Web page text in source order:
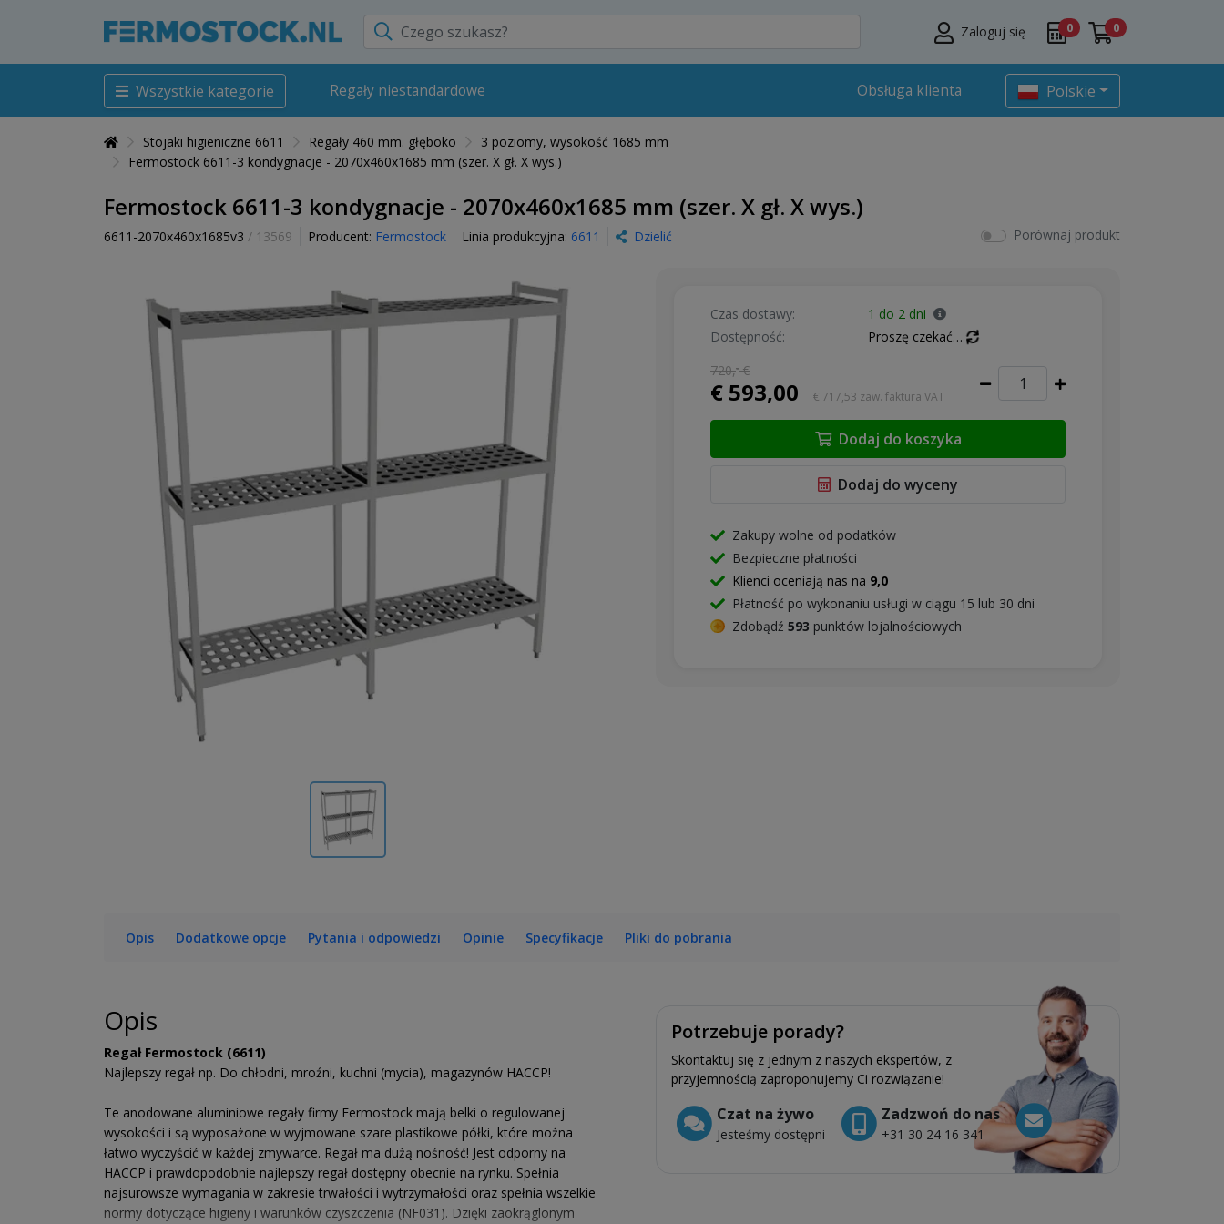
Zaloguj się 0 0
Wszystkie kategorie Regały niestandardowe Obsługa klienta Polskie
Stojaki higieniczne 6611 Regały 460 mm. głęboko
3 poziomy, wysokość 1685 mm
Fermostock 6611-3 kondygnacje - 2070x460x1685 mm (szer. X gł. X wys.)
Porównaj produkt
Fermostock 6611-3 kondygnacje - 2070x460x1685 mm (szer. X gł. X wys.)
6611-2070x460x1685v3 / 13569 Producent: Fermostock Linia produkcyjna: 6611 Dzielić
Czas dostawy:
1 do 2 dni
Dostępność:
Proszę czekać…
720,-€
€ 593,00 € 717,53 zaw. faktura VAT
Dodaj do koszyka
Dodaj do wyceny
Zakupy wolne od podatków
Bezpieczne płatności
Klienci oceniają nas na 9,0
Płatność po wykonaniu usługi w ciągu 15 lub 30 dni
Zdobądź 593 punktów lojalnościowych
Opis Dodatkowe opcje Pytania i odpowiedzi Opinie Specyfikacje Pliki do pobrania
Opis
Regał Fermostock (6611)
Najlepszy regał np. Do chłodni, mroźni, kuchni (mycia), magazynów HACCP!
Te anodowane aluminiowe regały firmy Fermostock mają belki o regulowanej
wysokości i są wyposażone w wyjmowane szare plastikowe półki, które można
łatwo wyczyścić w każdej zmywarce. Regał ma dużą nośność! Jest odporny na
HACCP i prawdopodobnie najlepszy regał dostępny obecnie na rynku. Spełnia
najsurowsze wymagania w zakresie trwałości i wytrzymałości oraz spełnia wszelkie
normy dotyczące higieny i warunków czyszczenia (NF031). Dzięki zaokrąglonym
Potrzebuje porady?
Skontaktuj się z jednym z naszych ekspertów, z
przyjemnością zaproponujemy Ci rozwiązanie!
Czat na żywo
Jesteśmy dostępni
Zadzwoń do nas
+31 30 24 16 341